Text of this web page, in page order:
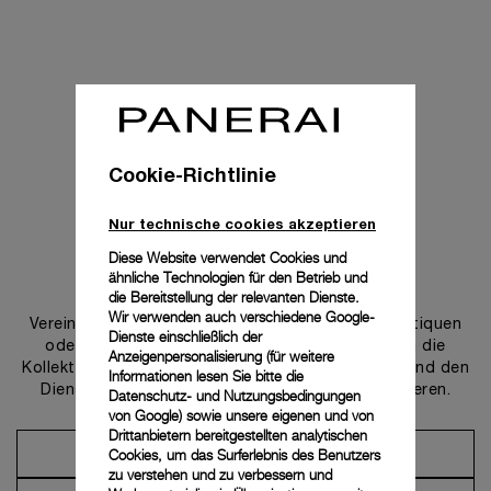
Uns kontaktieren
Vereinbaren Sie einen Termin in einer unserer Boutiquen
oder wenden Sie sich an unseren Concierge, um die
Kollektionen zu entdecken und von der Beratung und den
Dienstleistungen unserer Botschafter zu profitieren.
Einen Termin vereinbaren
Cookie-Richtlinie
Nur technische cookies akzeptieren
Diese Website verwendet Cookies und
ähnliche Technologien für den Betrieb und
die Bereitstellung der relevanten Dienste.
Wir verwenden auch verschiedene Google-
Dienste einschließlich der
Anzeigenpersonalisierung (für weitere
Informationen lesen Sie bitte die
Datenschutz- und Nutzungsbedingungen
von Google) sowie unsere eigenen und von
Drittanbietern bereitgestellten analytischen
Cookies, um das Surferlebnis des Benutzers
zu verstehen und zu verbessern und